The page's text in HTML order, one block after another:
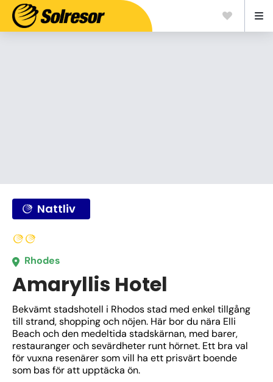
Nattliv
Rhodes
Amaryllis Hotel
Bekvämt stadshotell i Rhodos stad med enkel tillgång
till strand, shopping och nöjen. Här bor du nära Elli
Beach och den medeltida stadskärnan, med barer,
restauranger och sevärdheter runt hörnet. Ett bra val
för vuxna resenärer som vill ha ett prisvärt boende
som bas för att upptäcka ön.